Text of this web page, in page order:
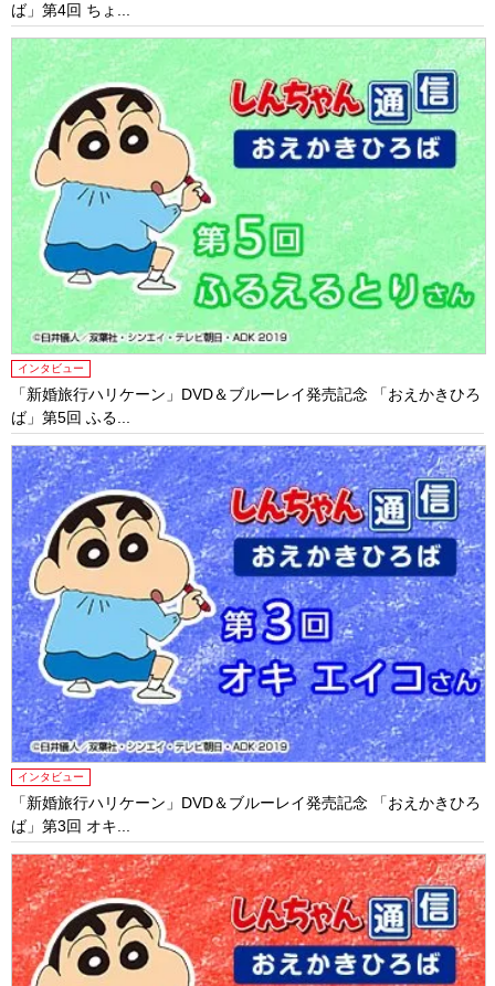
ば」第4回 ちょ...
インタビュー
「新婚旅行ハリケーン」DVD＆ブルーレイ発売記念 「おえかきひろ
ば」第5回 ふる...
インタビュー
「新婚旅行ハリケーン」DVD＆ブルーレイ発売記念 「おえかきひろ
ば」第3回 オキ...